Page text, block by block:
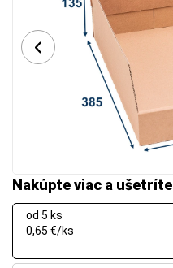
Nakúpte viac a ušetríte
od 5 ks
0,65 €/ks